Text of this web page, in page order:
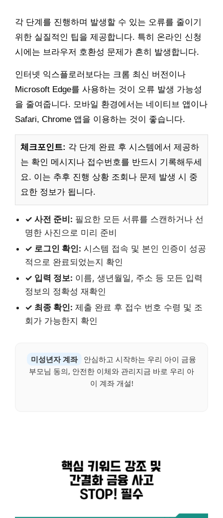
각 단계를 진행하며 발생할 수 있는 오류를 줄이기
위한 실질적인 팁을 제공합니다. 특히 온라인 신청
시에는 브라우저 호환성 문제가 흔히 발생합니다.
인터넷 익스플로러보다는 크롬 최신 버전이나
Microsoft Edge를 사용하는 것이 오류 발생 가능성
을 줄여줍니다. 모바일 환경에서는 네이티브 앱이나
Safari, Chrome 앱을 이용하는 것이 좋습니다.
체크포인트: 각 단계 완료 후 시스템에서 제공하
는 확인 메시지나 접수번호를 반드시 기록해두세
요. 이는 추후 진행 상황 조회나 문제 발생 시 중
요한 정보가 됩니다.
✓ 사전 준비: 필요한 모든 서류를 스캔하거나 선
명한 사진으로 미리 준비
✓ 로그인 확인: 시스템 접속 및 본인 인증이 성공
적으로 완료되었는지 확인
✓ 입력 정보: 이름, 생년월일, 주소 등 모든 입력
정보의 정확성 재확인
✓ 최종 확인: 제출 완료 후 접수 번호 수령 및 조
회가 가능한지 확인
미성년자 계좌
안심하고 시작하는 우리 아이 금융
부모님 동의, 안전한 이체와 관리지금 바로 우리 아
이 계좌 개설!